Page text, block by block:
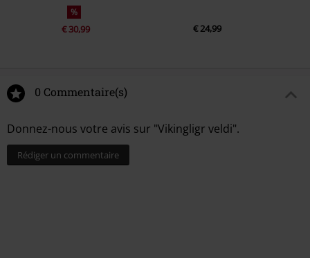
%
€ 30,99 € 24,99
0 Commentaire(s)
Donnez-nous votre avis sur "Vikingligr veldi".
Rédiger un commentaire